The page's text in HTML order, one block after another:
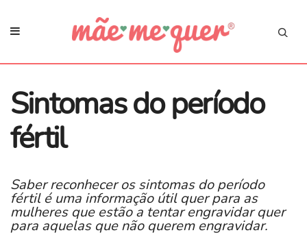
Sintomas do período
fértil
Saber reconhecer os sintomas do período
fértil é uma informação útil quer para as
mulheres que estão a tentar engravidar quer
para aquelas que não querem engravidar.